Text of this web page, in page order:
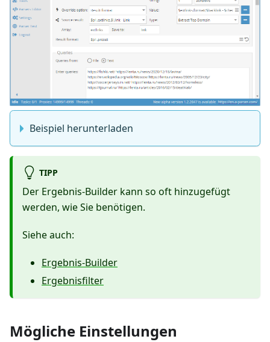
Beispiel herunterladen
TIPP
Der Ergebnis-Builder kann so oft hinzugefügt
werden, wie Sie benötigen.
Siehe auch:
Ergebnis-Builder
Ergebnisfilter
Mögliche Einstellungen